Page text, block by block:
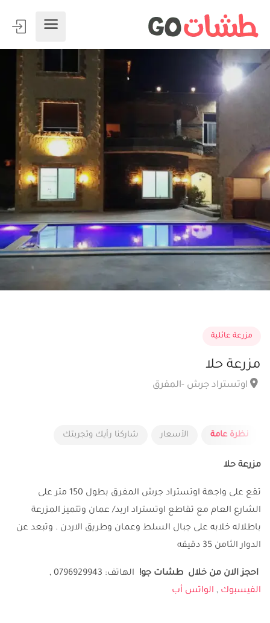
مزرعة عائلية
مزرعة حلا
اوتستراد جرش -المفرق
نظرة عامة الأسعار شاركنا رأيك وتجربتك
مزرعة حلا
تقع على واجهة اوتستراد جرش المفرق بطول 150 متر على
الشارع العام مع تقاطع اوتستراد اربد/ عمان وتتميز المزرعة
باطلاله خلابه على جبال السلط وعمان وطريق الاردن . وتبعد عن
الدوار الثامن 35 دقيقه
احجز الان من خلال طشات جو! الهاتف: 0796929943 ,
الفيسبوك , الواتس أب